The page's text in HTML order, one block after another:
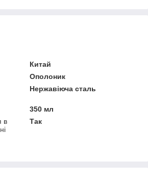
Китай
Ополоник
Нержавіюча сталь
350 мл
в
Так